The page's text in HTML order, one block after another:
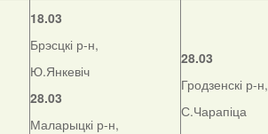
18.03
Брэсцкі р-н,
Ю.Янкевіч
28.03
Маларыцкі р-н,
28.03
Гродзенскі р-н,
С.Чарапіца